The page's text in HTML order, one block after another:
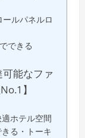
ルパネルロ
できる
能なファ
】
ホテル空間
る・トーキ